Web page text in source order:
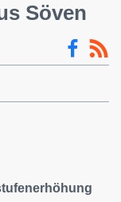
Söven